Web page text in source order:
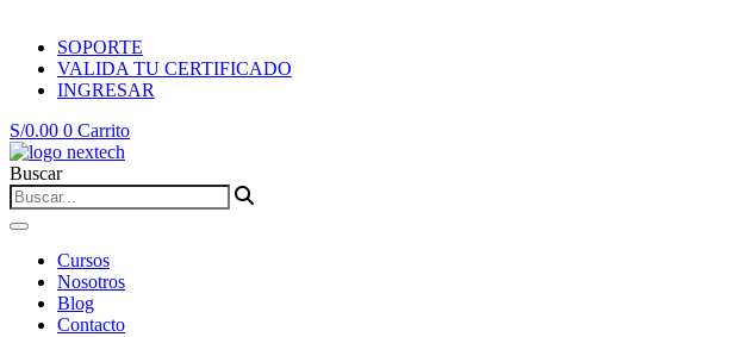
SOPORTE
VALIDA TU CERTIFICADO
INGRESAR
S/0.00 0 Carrito
Buscar
Cursos
Nosotros
Blog
Contacto